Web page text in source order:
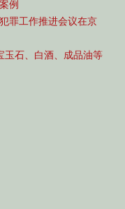
例
罪工作推进会议在京
玉石、白酒、成品油等